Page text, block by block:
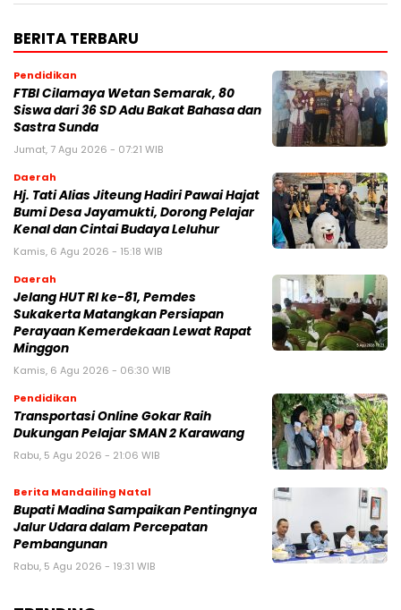
BERITA TERBARU
Pendidikan
FTBI Cilamaya Wetan Semarak, 80
Siswa dari 36 SD Adu Bakat Bahasa dan
Sastra Sunda
Jumat, 7 Agu 2026 - 07:21 WIB
Daerah
Hj. Tati Alias Jiteung Hadiri Pawai Hajat
Bumi Desa Jayamukti, Dorong Pelajar
Kenal dan Cintai Budaya Leluhur
Kamis, 6 Agu 2026 - 15:18 WIB
Daerah
Jelang HUT RI ke-81, Pemdes
Sukakerta Matangkan Persiapan
Perayaan Kemerdekaan Lewat Rapat
Minggon
Kamis, 6 Agu 2026 - 06:30 WIB
Pendidikan
Transportasi Online Gokar Raih
Dukungan Pelajar SMAN 2 Karawang
Rabu, 5 Agu 2026 - 21:06 WIB
Berita Mandailing Natal
Bupati Madina Sampaikan Pentingnya
Jalur Udara dalam Percepatan
Pembangunan
Rabu, 5 Agu 2026 - 19:31 WIB